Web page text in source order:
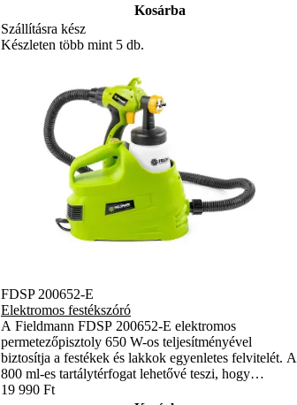
Kosárba
Szállításra kész
Készleten több mint 5 db.
FDSP 200652-E
Elektromos festékszóró
A Fieldmann FDSP 200652-E elektromos
permetezőpisztoly 650 W-os teljesítményével
biztosítja a festékek és lakkok egyenletes felvitelét. A
800 ml-es tartálytérfogat lehetővé teszi, hogy
hosszabb ideig dolgozzon újratöltés nélkül.
19 990 Ft